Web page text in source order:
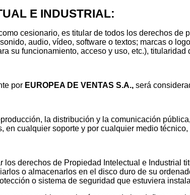
E INDUSTRIAL:
cesionario, es titular de todos los derechos
audio, vídeo, software o textos; marcas o
su funcionamiento, acceso y uso, etc.), titularidad
por EUROPEA DE VENTAS S.A., será
la distribución y la comunicación
en cualquier soporte y por cualquier medio
los derechos de Propiedad Intelectual e Industrial
o almacenarlos en el disco duro de su
o sistema de seguridad que estuviera